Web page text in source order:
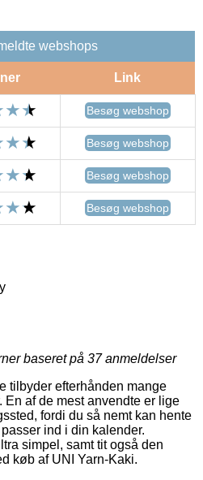
webshops
Link
Besøg webshop
Besøg webshop
Besøg webshop
Besøg webshop
baseret på 37anmeldelser
tilbyder efterhånden mange
af de mest anvendte er lige
fordi du så nemt kan hente
ind i din kalender.
simpel, samt tit også den
køb af UNI Yarn-Kaki.